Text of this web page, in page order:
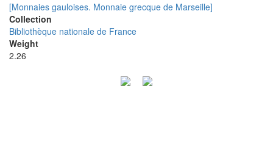
[Monnaies gauloises. Monnaie grecque de Marseille]
Collection
Bibliothèque nationale de France
Weight
2.26